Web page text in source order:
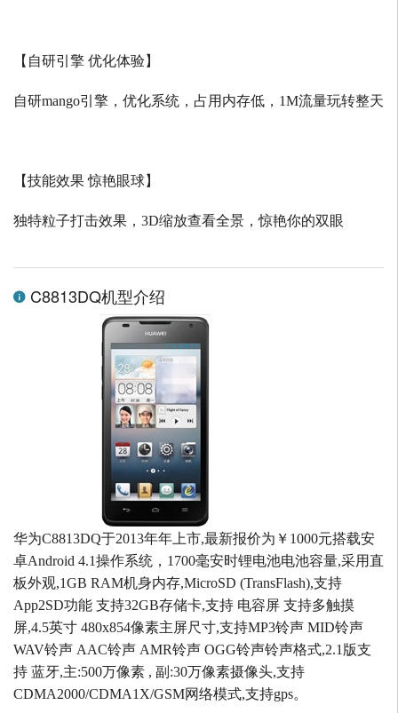
【自研引擎 优化体验】
自研mango引擎，优化系统，占用内存低， 1M流量玩转整天
【技能效果 惊艳眼球】
独特粒子打击效果， 3D缩放查看全景，惊艳你的双眼
C8813DQ机型介绍
华为C8813DQ于2013年年上市,最新报价为￥1000元搭载安
卓Android 4.1操作系统，1700毫安时锂电池电池容量,采用直
板外观,1GB RAM机身内存,MicroSD (TransFlash),支持
App2SD功能 支持32GB存储卡,支持 电容屏 支持多触摸
屏,4.5英寸 480x854像素主屏尺寸,支持MP3铃声 MID铃声
WAV铃声 AAC铃声 AMR铃声 OGG铃声铃声格式,2.1版支
持 蓝牙,主:500万像素 , 副:30万像素摄像头,支持
CDMA2000/CDMA1X/GSM网络模式,支持gps。